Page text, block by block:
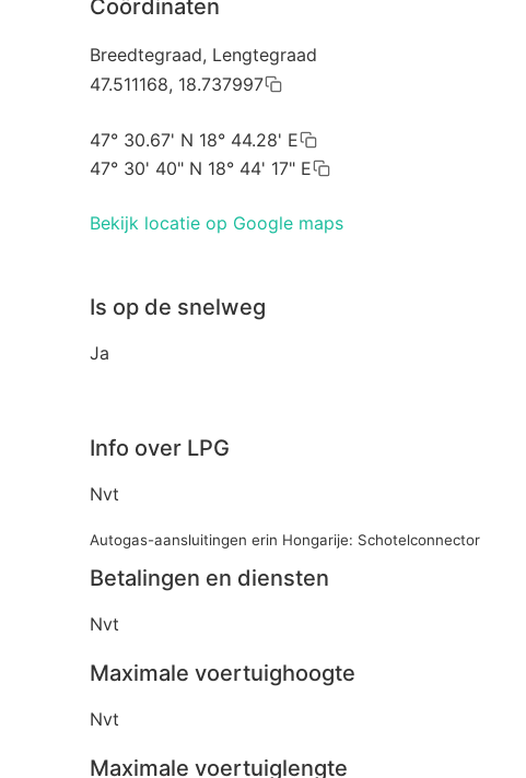
Coördinaten
Breedtegraad, Lengtegraad
47.511168, 18.737997
47° 30.67' N 18° 44.28' E
47° 30' 40" N 18° 44' 17" E
Bekijk locatie op Google maps
Is op de snelweg
Ja
Info over LPG
Nvt
Autogas-aansluitingen erin Hongarije: Schotelconnector
Betalingen en diensten
Nvt
Maximale voertuighoogte
Nvt
Maximale voertuiglengte